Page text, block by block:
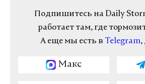
Подпишитесь на Daily
работает там, где
А еще мы есть в Telegram,
Макс